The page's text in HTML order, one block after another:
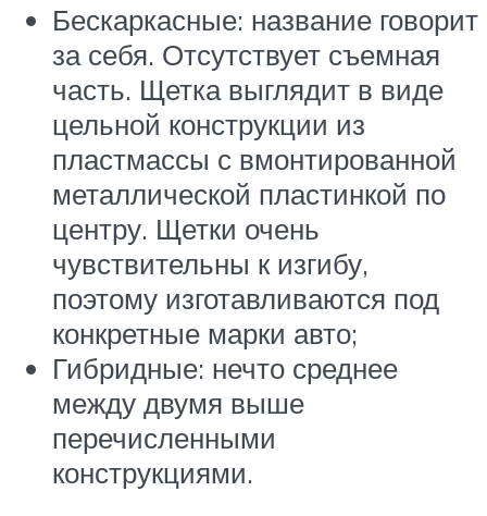
Бескаркасные: название говорит
за себя. Отсутствует съемная
часть. Щетка выглядит в виде
цельной конструкции из
пластмассы с вмонтированной
металлической пластинкой по
центру. Щетки очень
чувствительны к изгибу,
поэтому изготавливаются под
конкретные марки авто;
Гибридные: нечто среднее
между двумя выше
перечисленными
конструкциями.